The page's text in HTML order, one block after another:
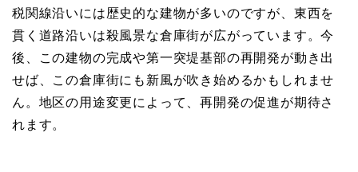
税関線沿いには歴史的な建物が多いのですが、東西を
貫く道路沿いは殺風景な倉庫街が広がっています。今
後、この建物の完成や第一突堤基部の再開発が動き出
せば、この倉庫街にも新風が吹き始めるかもしれませ
ん。地区の用途変更によって、再開発の促進が期待さ
れます。